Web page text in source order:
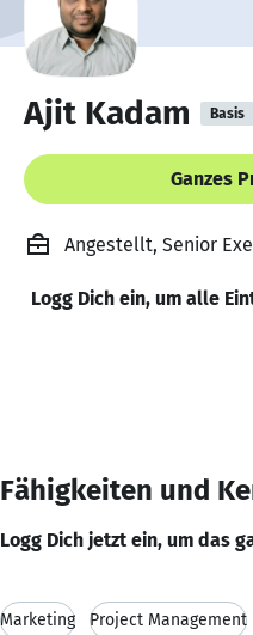
Ajit Kadam Basis
Ganzes
Angestellt, Senior
Logg Dich ein, um alle
Fähigkeiten und
Logg Dich jetzt ein, um das
Marketing Project Management